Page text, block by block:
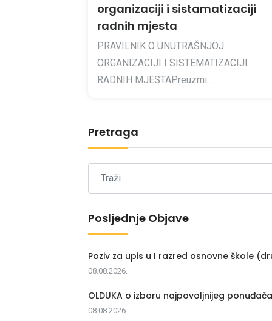
organizaciji i sistamatizaciji
radnih mjesta
PRAVILNIK O UNUTRAŠNJOJ
ORGANIZACIJI I SISTEMATIZACIJI
RADNIH MJESTAPreuzmi ...
Pretraga
Posljednje Objave
Poziv za upis u I razred osnovne škole
08.08.2026.
OLDUKA o izboru najpovoljnijeg
08.08.2026.